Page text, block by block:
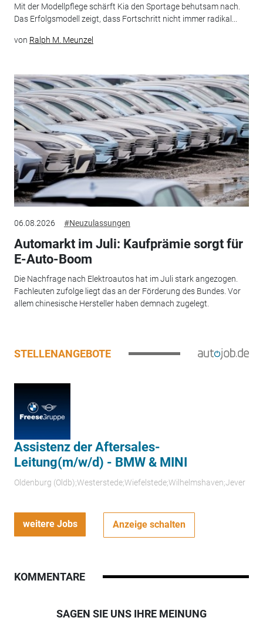
Mit der Modellpflege schärft Kia den Sportage behutsam nach.
Das Erfolgsmodell zeigt, dass Fortschritt nicht immer radikal...
von Ralph M. Meunzel
06.08.2026 #Neuzulassungen
Automarkt im Juli: Kaufprämie sorgt für
E-Auto-Boom
Die Nachfrage nach Elektroautos hat im Juli stark angezogen.
Fachleuten zufolge liegt das an der Förderung des Bundes. Vor
allem chinesische Hersteller haben demnach zugelegt.
STELLENANGEBOTE
Assistenz der Aftersales-
Leitung(m/w/d) - BMW & MINI
Oldenburg (Oldb);Westerstede;Wiefelstede;Wilhelmshaven;Jever
weitere Jobs Anzeige schalten
KOMMENTARE
SAGEN SIE UNS IHRE MEINUNG